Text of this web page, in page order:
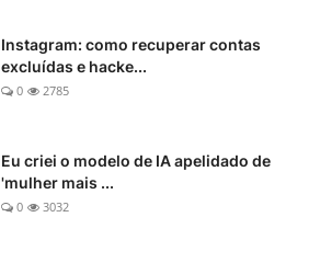
Instagram: como recuperar contas
excluídas e hacke...
0 2785
Eu criei o modelo de IA apelidado de
'mulher mais ...
0 3032